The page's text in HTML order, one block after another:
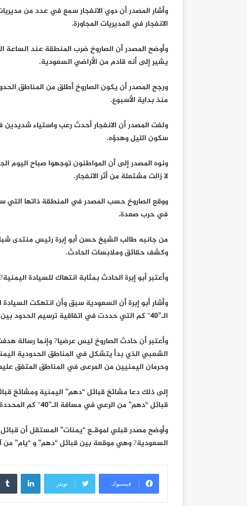
وأشار المصدر أن دوي الانفجار سمع في عدد من
الانفجار في المديريات المجاورة.
وأوضح المصدر أن الصاروخ ضرب المنطقة عند الساعة
يشير إلى أنه قادم من الأراضي السعودية.
ورجح المصدر أن يكون الصاروخ أطلق من المناطق
منذ بداية الأسبوع.
ولفت المصدر أن الانفجار أحدث رعب واستياء شديدين
سكون الليل وهدؤه.
ونوه المصدر إلى أن المواطنون توجهوا صباح اليوم
لا زالت مشتعلة من أثر الانفجار.
ووقع الصاروخ حسب المصدر في المنطقة ذاتها التي
في حرب صعدة.
من جانبه طالب الشيخ حسن أبو إبرة رئيس منتدى
وكشف حقائق وملابسات الحادث.
وأعتبر أبو إبرة الحادث بمثابة انتهاك للسيادة
وأشار أبو إبرة أن السعودية سبق وأن انتهكت
الـ”40″ كم التي حددت في اتفاقية ترسيم الحدود بين البلدين كمنطقة للرعي.
وأعتبر أن حادث الصاروخ ليس عرضيا? وإنما رسالة
الشعبي الذي بدأ يتشكل في المناطق الحدودية
وحرمان اليمنيين من المرعى في المناطق المتفق
إلى ذلك دعا مشائخ قبائل “دهم” اليمنية ومشائخ
قبائل “دهم” من الرعي في مسافة الـ”40″ كم المحددة للرعي بموجب اتفاقية ترسيم الحدود.
وأوضح مصدر قبلي لموقـع “يمنات” المستقل أن
السعودية? وهي موقعة بين قبائل “دهم” و “يام” من
فيسبوك تويتر
لينكدإن